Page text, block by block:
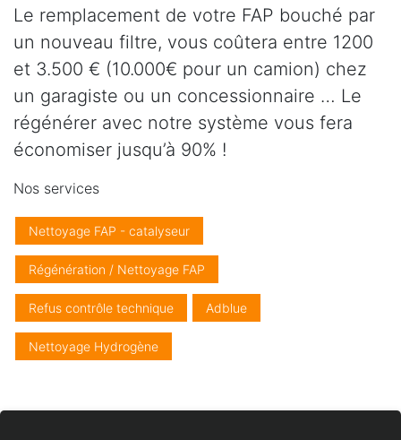
Le remplacement de votre FAP bouché par
un nouveau filtre, vous coûtera entre 1200
et 3.500 € (10.000€ pour un camion) chez
un garagiste ou un concessionnaire … Le
régénérer avec notre système vous fera
économiser jusqu’à 90% !
Nos services
Nettoyage FAP - catalyseur
Régénération / Nettoyage FAP
Refus contrôle technique Adblue
Nettoyage Hydrogène